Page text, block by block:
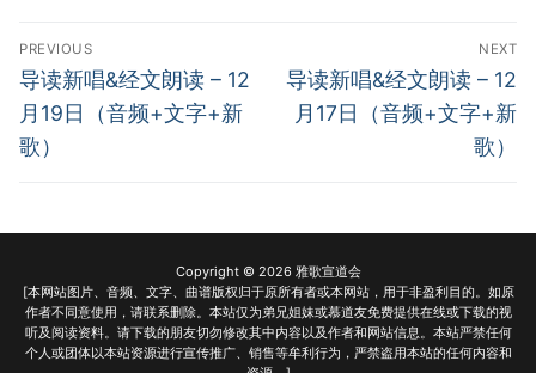
Post
navigation
PREVIOUS
Previous
post:
导读新唱&经文朗读 – 12
月19日（音频+文字+新
歌）
NEXT
Next
post:
导读新唱&经文朗读 – 12
月17日（音频+文字+新
歌）
Copyright © 2026 雅歌宣道会
[本网站图片、音频、文字、曲谱版权归于原所有者或本网站，用于非盈利目的。如原
作者不同意使用，请联系删除。本站仅为弟兄姐妹或慕道友免费提供在线或下载的视
听及阅读资料。请下载的朋友切勿修改其中内容以及作者和网站信息。本站严禁任何
个人或团体以本站资源进行宣传推广、销售等牟利行为，严禁盗用本站的任何内容和